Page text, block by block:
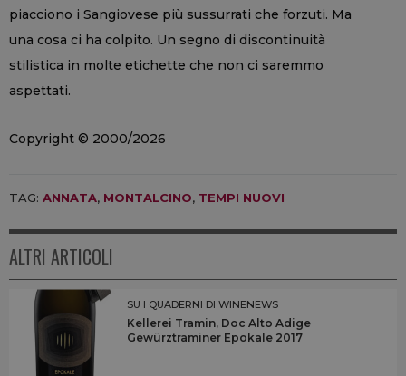
piacciono i Sangiovese più sussurrati che forzuti. Ma
una cosa ci ha colpito. Un segno di discontinuità
stilistica in molte etichette che non ci saremmo
aspettati.
Copyright © 2000/2026
TAG: ANNATA, MONTALCINO, TEMPI NUOVI
ALTRI ARTICOLI
SU I QUADERNI DI WINENEWS
Kellerei Tramin, Doc Alto Adige
Gewürztraminer Epokale 2017